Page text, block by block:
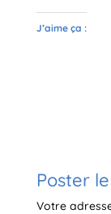
J’aime ça :
Poster
Votre